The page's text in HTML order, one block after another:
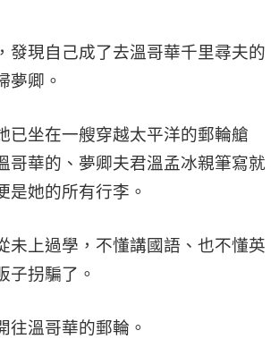
發現自己成了去溫哥華千里尋夫的
夢卿。
已坐在一艘穿越太平洋的郵輪艙
哥華的、夢卿夫君溫孟冰親筆寫就
是她的所有行李。
未上過學，不懂講國語、也不懂英
子拐騙了。
往溫哥華的郵輪。